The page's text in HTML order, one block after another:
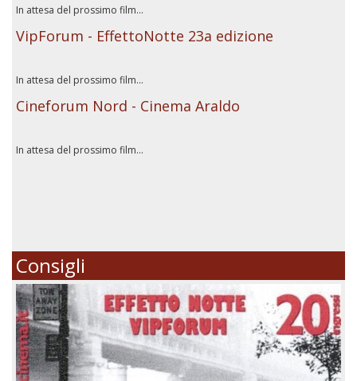
In attesa del prossimo film...
VipForum - EffettoNotte 23a edizione
In attesa del prossimo film...
Cineforum Nord - Cinema Araldo
In attesa del prossimo film...
Consigli